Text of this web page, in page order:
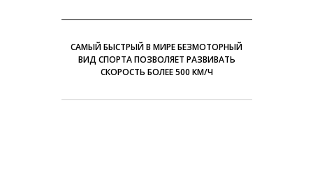
САМЫЙ БЫСТРЫЙ В МИРЕ БЕЗМОТОРНЫЙ
ВИД СПОРТА ПОЗВОЛЯЕТ РАЗВИВАТЬ
СКОРОСТЬ БОЛЕЕ 500 КМ/Ч